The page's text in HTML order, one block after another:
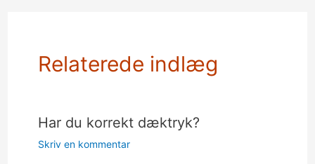
Relaterede indlæg
Har du korrekt dæktryk?
Skriv en kommentar